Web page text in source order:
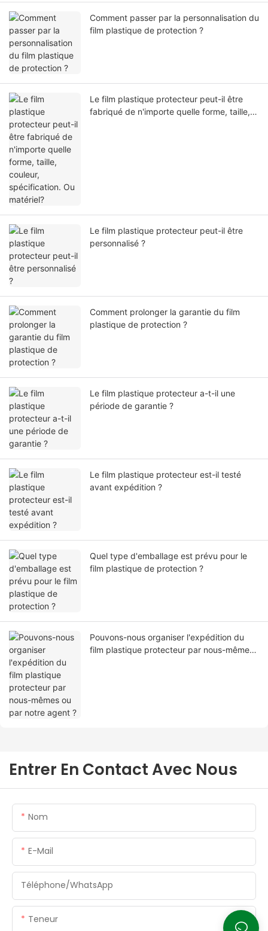
Comment passer par la personnalisation du
film plastique de protection ?
Le film plastique protecteur peut-il être
fabriqué de n'importe quelle forme, taille,
Le film plastique protecteur peut-il être
personnalisé ?
Comment prolonger la garantie du film
plastique de protection ?
Le film plastique protecteur a-t-il une
période de garantie ?
Le film plastique protecteur est-il testé
avant expédition ?
Quel type d'emballage est prévu pour le
film plastique de protection ?
Pouvons-nous organiser l'expédition du
film plastique protecteur par nous-mêmes
Entrer En Contact Avec Nous
Nom
E-Mail
Téléphone/WhatsApp
Teneur